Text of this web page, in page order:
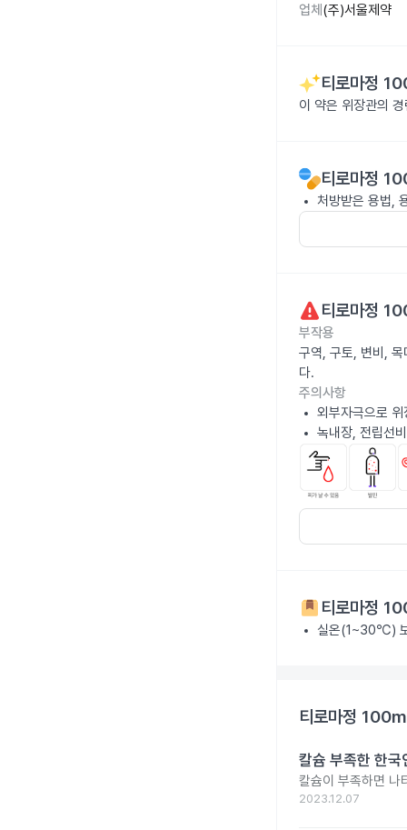
업체 (주)서울제약
티로마정
이 약은 위장관의
티로마정
처방받은 용법,
티로마정
부작용
구역, 구토, 변비,
다.
주의사항
외부자극으로
녹내장, 전립선
티로마정
실온(1~30℃)
티로마정
칼슘 부족한 한
칼슘이 부족하면 나
2023.12.07